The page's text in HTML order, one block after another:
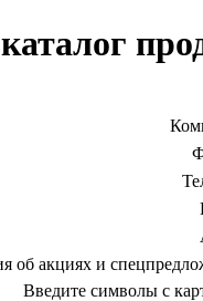
об акциях и
Введите символы с